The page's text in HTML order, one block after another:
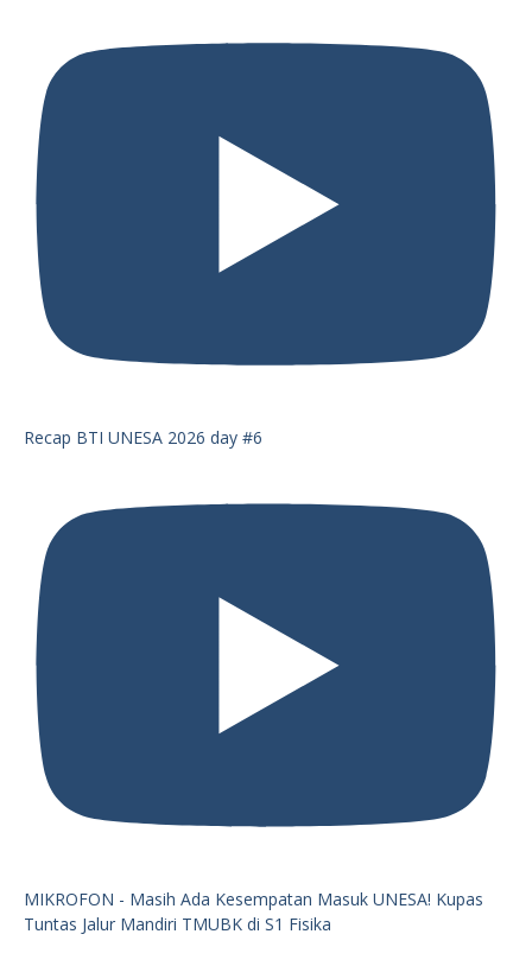
Recap BTI UNESA 2026 day #6
MIKROFON - Masih Ada Kesempatan Masuk UNESA! Kupas
Tuntas Jalur Mandiri TMUBK di S1 Fisika